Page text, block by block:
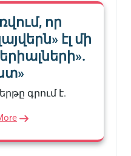
որ
էլ մի
գրում է.